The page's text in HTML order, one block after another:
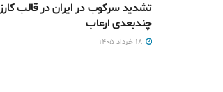
تشدید سرکوب در ایران در قالب
چندبعدی ارعاب